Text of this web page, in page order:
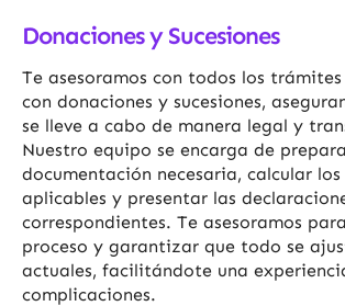
Donaciones y Sucesiones
Te asesoramos con todos los
con donaciones y sucesiones,
se lleve a cabo de manera legal y
Nuestro equipo se encarga de
documentación necesaria, calcular
aplicables y presentar las
correspondientes. Te asesoramos
proceso y garantizar que todo se
actuales, facilitándote una
complicaciones.